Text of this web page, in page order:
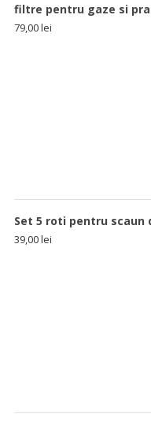
filtre pentru gaze si
79,00lei
Set 5 roti pentru scaun
39,00lei